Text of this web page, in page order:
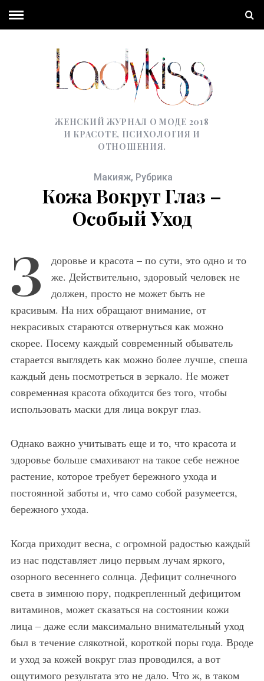
ЖЕНСКИЙ ЖУРНАЛ О МОДЕ 2018
И КРАСОТЕ, ПСИХОЛОГИЯ И
ОТНОШЕНИЯ.
Макияж, Рубрика
Кожа Вокруг Глаз –
Особый Уход
З
доровье и красота – по сути, это одно и то
же. Действительно, здоровый человек не
должен, просто не может быть не
красивым. На них обращают внимание, от
некрасивых стараются отвернуться как можно
скорее. Посему каждый современный обыватель
старается выглядеть как можно более лучше, спеша
каждый день посмотреться в зеркало. Не может
современная красота обходится без того, чтобы
использовать маски для лица вокруг глаз.
Однако важно учитывать еще и то, что красота и
здоровье больше смахивают на такое себе нежное
растение, которое требует бережного ухода и
постоянной заботы и, что само собой разумеется,
бережного ухода.
Когда приходит весна, с огромной радостью каждый
из нас подставляет лицо первым лучам яркого,
озорного весеннего солнца. Дефицит солнечного
света в зимнюю пору, подкрепленный дефицитом
витаминов, может сказаться на состоянии кожи
лица – даже если максимально внимательный уход
был в течение слякотной, короткой поры года. Вроде
и уход за кожей вокруг глаз проводился, а вот
ощутимого результата это не дало. Что ж, в таком